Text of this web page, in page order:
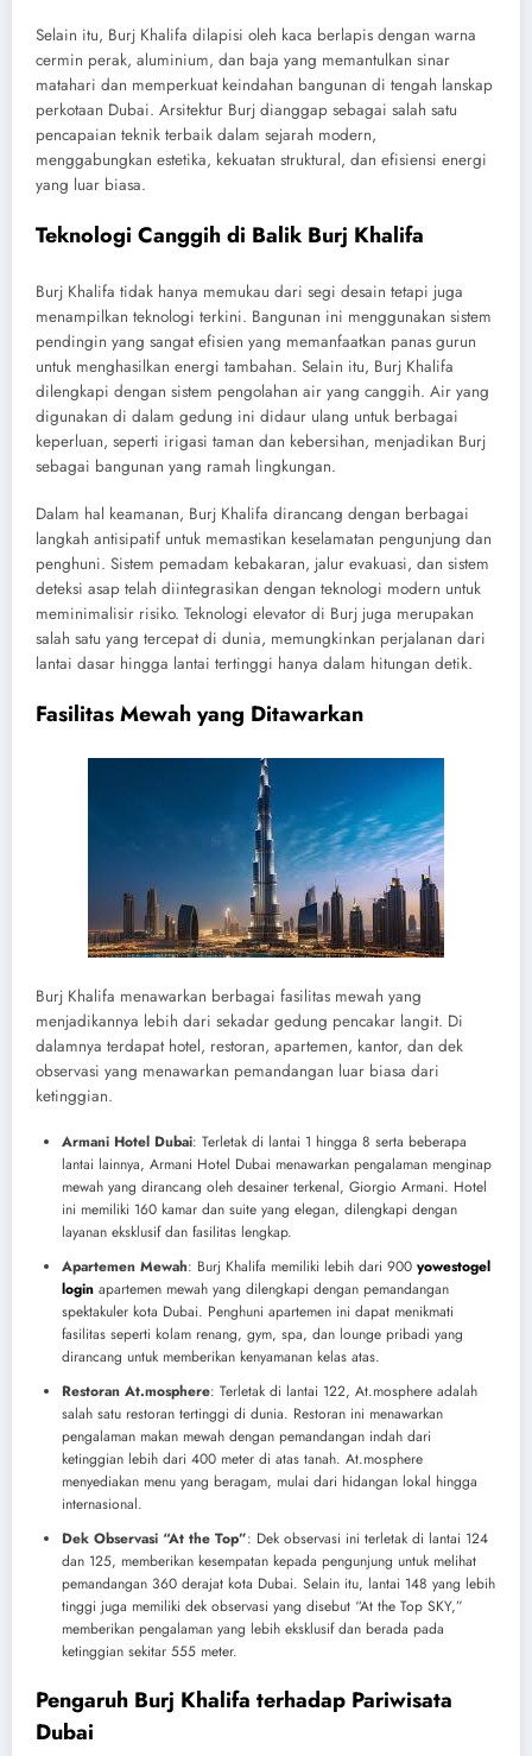
Selain itu, Burj Khalifa dilapisi oleh kaca berlapis dengan warna
cermin perak, aluminium, dan baja yang memantulkan sinar
matahari dan memperkuat keindahan bangunan di tengah lanskap
perkotaan Dubai. Arsitektur Burj dianggap sebagai salah satu
pencapaian teknik terbaik dalam sejarah modern,
menggabungkan estetika, kekuatan struktural, dan efisiensi energi
yang luar biasa.
Teknologi Canggih di Balik Burj Khalifa
Burj Khalifa tidak hanya memukau dari segi desain tetapi juga
menampilkan teknologi terkini. Bangunan ini menggunakan sistem
pendingin yang sangat efisien yang memanfaatkan panas gurun
untuk menghasilkan energi tambahan. Selain itu, Burj Khalifa
dilengkapi dengan sistem pengolahan air yang canggih. Air yang
digunakan di dalam gedung ini didaur ulang untuk berbagai
keperluan, seperti irigasi taman dan kebersihan, menjadikan Burj
sebagai bangunan yang ramah lingkungan.
Dalam hal keamanan, Burj Khalifa dirancang dengan berbagai
langkah antisipatif untuk memastikan keselamatan pengunjung dan
penghuni. Sistem pemadam kebakaran, jalur evakuasi, dan sistem
deteksi asap telah diintegrasikan dengan teknologi modern untuk
meminimalisir risiko. Teknologi elevator di Burj juga merupakan
salah satu yang tercepat di dunia, memungkinkan perjalanan dari
lantai dasar hingga lantai tertinggi hanya dalam hitungan detik.
Fasilitas Mewah yang Ditawarkan
Burj Khalifa menawarkan berbagai fasilitas mewah yang
menjadikannya lebih dari sekadar gedung pencakar langit. Di
dalamnya terdapat hotel, restoran, apartemen, kantor, dan dek
observasi yang menawarkan pemandangan luar biasa dari
ketinggian.
Armani Hotel Dubai: Terletak di lantai 1 hingga 8 serta beberapa
lantai lainnya, Armani Hotel Dubai menawarkan pengalaman menginap
mewah yang dirancang oleh desainer terkenal, Giorgio Armani. Hotel
ini memiliki 160 kamar dan suite yang elegan, dilengkapi dengan
layanan eksklusif dan fasilitas lengkap.
Apartemen Mewah: Burj Khalifa memiliki lebih dari 900 yowestogel
login apartemen mewah yang dilengkapi dengan pemandangan
spektakuler kota Dubai. Penghuni apartemen ini dapat menikmati
fasilitas seperti kolam renang, gym, spa, dan lounge pribadi yang
dirancang untuk memberikan kenyamanan kelas atas.
Restoran At.mosphere: Terletak di lantai 122, At.mosphere adalah
salah satu restoran tertinggi di dunia. Restoran ini menawarkan
pengalaman makan mewah dengan pemandangan indah dari
ketinggian lebih dari 400 meter di atas tanah. At.mosphere
menyediakan menu yang beragam, mulai dari hidangan lokal hingga
internasional.
Dek Observasi “At the Top”: Dek observasi ini terletak di lantai 124
dan 125, memberikan kesempatan kepada pengunjung untuk melihat
pemandangan 360 derajat kota Dubai. Selain itu, lantai 148 yang lebih
tinggi juga memiliki dek observasi yang disebut “At the Top SKY,”
memberikan pengalaman yang lebih eksklusif dan berada pada
ketinggian sekitar 555 meter.
Pengaruh Burj Khalifa terhadap Pariwisata
Dubai